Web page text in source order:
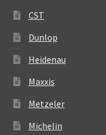
CST
Dunlop
Heidenau
Maxxis
Metzeler
Michelin